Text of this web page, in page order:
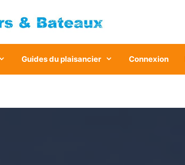
Guides du plaisancier Connexion